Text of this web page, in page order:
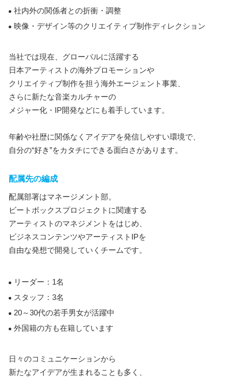
社内外の関係者との折衝・調整
映像・デザイン等のクリエイティブ制作ディレクション
当社では現在、グローバルに活躍する
日本アーティストの海外プロモーションや
クリエイティブ制作を担う海外エージェント事業、
さらに新たな音楽カルチャーの
メジャー化・IP開発などにも着手しています。
年齢や社歴に関係なくアイデアを発信しやすい環境で、
自分の“好き”をカタチにできる面白さがあります。
配属先の編成
配属部署はマネージメント部。
ビートボックスプロジェクトに関連する
アーティストのマネジメントをはじめ、
ビジネスコンテンツやアーティストIPを
自由な発想で開発していくチームです。
リーダー：1名
スタッフ：3名
20～30代の若手男女が活躍中
外国籍の方も在籍しています
日々のコミュニケーションから
新たなアイデアが生まれることも多く、